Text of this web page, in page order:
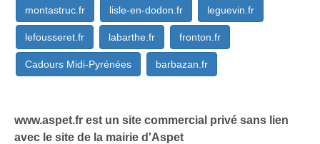
montastruc.fr lisle-en-dodon.fr leguevin.fr
lefousseret.fr labarthe.fr fronton.fr
Cadours Midi-Pyrénées barbazan.fr
www.aspet.fr est un site commercial privé sans lien
avec le site de la mairie d'Aspet